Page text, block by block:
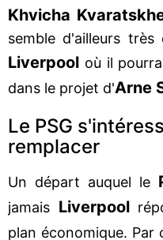
Khvicha
semble d'ailleurs
Liverpool où il
dans le projet d'Arne
Le PSG
remplacer
Un départ auquel le
jamais Liverpool
plan économique. Par